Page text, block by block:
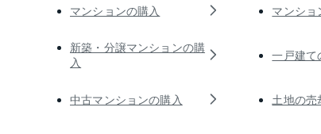
マンションの購入
新築・分譲マンションの購
入
中古マンションの購入
マンショ
一戸建て
土地の売